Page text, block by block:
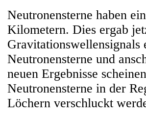
Neutronensterne haben
Kilometern. Dies ergab
Gravitationswellensignals
Neutronensterne und
neuen Ergebnisse
Neutronensterne in der
Löchern verschluckt